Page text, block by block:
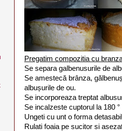
Pregatim compozitia cu
Se separa galbenusurile de
Se amestecă brânza,
albușurile de ou.
Se incorporeaza treptat
Se incalzeste cuptorul la 180 °
Ungeti cu unt o forma
Rulati foaia pe sucitor si